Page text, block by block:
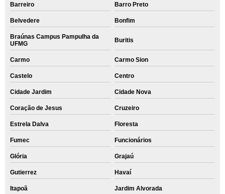
Barreiro Barro Preto
Belvedere Bonfim
Braúnas Campus Pampulha da
UFMG
Buritis
Carmo Carmo Sion
Castelo Centro
Cidade Jardim Cidade Nova
Coração de Jesus Cruzeiro
Estrela Dalva Floresta
Fumec Funcionários
Glória Grajaú
Gutierrez Havaí
Itapoã Jardim Alvorada